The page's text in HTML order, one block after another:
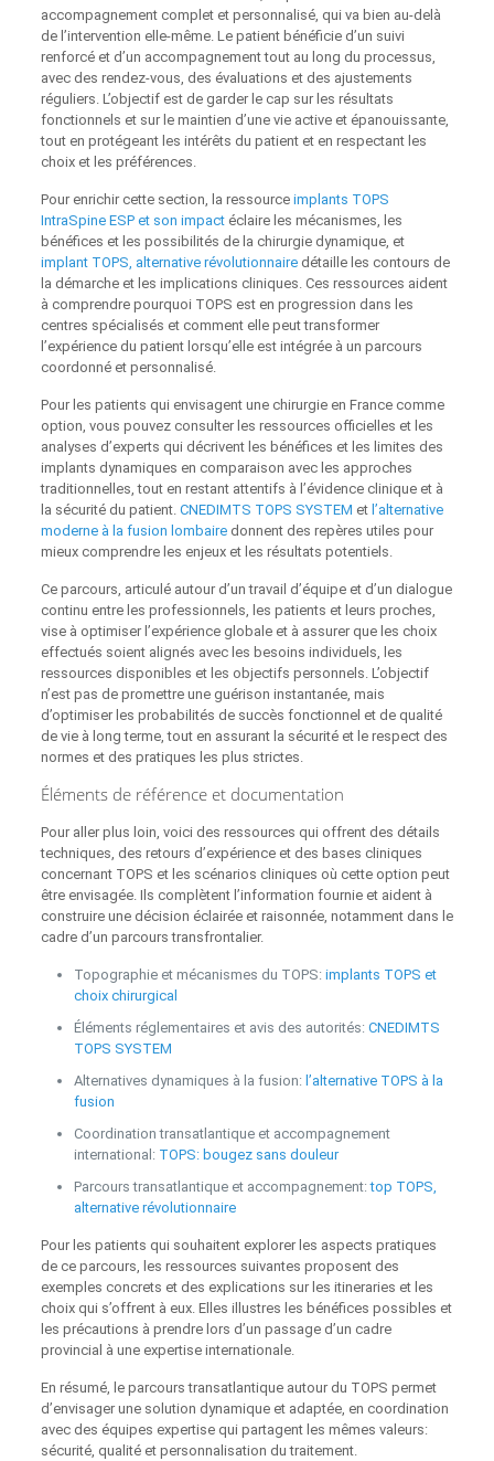
accompagnement complet et personnalisé, qui va bien au-delà
de l’intervention elle-même. Le patient bénéficie d’un suivi
renforcé et d’un accompagnement tout au long du processus,
avec des rendez-vous, des évaluations et des ajustements
réguliers. L’objectif est de garder le cap sur les résultats
fonctionnels et sur le maintien d’une vie active et épanouissante,
tout en protégeant les intérêts du patient et en respectant les
choix et les préférences.
Pour enrichir cette section, la ressource implants TOPS
IntraSpine ESP et son impactéclaire les mécanismes, les
bénéfices et les possibilités de la chirurgie dynamique, et
implant TOPS, alternative révolutionnairedétaille les contours de
la démarche et les implications cliniques. Ces ressources aident
à comprendre pourquoi TOPS est en progression dans les
centres spécialisés et comment elle peut transformer
l’expérience du patient lorsqu’elle est intégrée à un parcours
coordonné et personnalisé.
Pour les patients qui envisagent une chirurgie en France comme
option, vous pouvez consulter les ressources officielles et les
analyses d’experts qui décrivent les bénéfices et les limites des
implants dynamiques en comparaison avec les approches
traditionnelles, tout en restant attentifs à l’évidence clinique et à
la sécurité du patient. CNEDIMTS TOPS SYSTEM et l’alternative
moderne à la fusion lombairedonnent des repères utiles pour
mieux comprendre les enjeux et les résultats potentiels.
Ce parcours, articulé autour d’un travail d’équipe et d’un dialogue
continu entre les professionnels, les patients et leurs proches,
vise à optimiser l’expérience globale et à assurer que les choix
effectués soient alignés avec les besoins individuels, les
ressources disponibles et les objectifs personnels. L’objectif
n’est pas de promettre une guérison instantanée, mais
d’optimiser les probabilités de succès fonctionnel et de qualité
de vie à long terme, tout en assurant la sécurité et le respect des
normes et des pratiques les plus strictes.
Éléments de référence et documentation
Pour aller plus loin, voici des ressources qui offrent des détails
techniques, des retours d’expérience et des bases cliniques
concernant TOPS et les scénarios cliniques où cette option peut
être envisagée. Ils complètent l’information fournie et aident à
construire une décision éclairée et raisonnée, notamment dans le
cadre d’un parcours transfrontalier.
Topographie et mécanismes du TOPS: implants TOPS et
choix chirurgical
Éléments réglementaires et avis des autorités: CNEDIMTS
TOPS SYSTEM
Alternatives dynamiques à la fusion: l’alternative TOPS à la
fusion
Coordination transatlantique et accompagnement
international: TOPS: bougez sans douleur
Parcours transatlantique et accompagnement:top TOPS,
alternative révolutionnaire
Pour les patients qui souhaitent explorer les aspects pratiques
de ce parcours, les ressources suivantes proposent des
exemples concrets et des explications sur les itineraries et les
choix qui s’offrent à eux. Elles illustres les bénéfices possibles et
les précautions à prendre lors d’un passage d’un cadre
provincial à une expertise internationale.
En résumé, le parcours transatlantique autour du TOPS permet
d’envisager une solution dynamique et adaptée, en coordination
avec des équipes expertise qui partagent les mêmes valeurs:
sécurité, qualité et personnalisation du traitement.